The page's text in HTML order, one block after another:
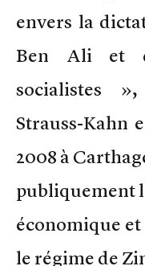
envers la
Ben Ali et
socialistes
Strauss-Kahn
2008 à
publiquement
économique
le régime de